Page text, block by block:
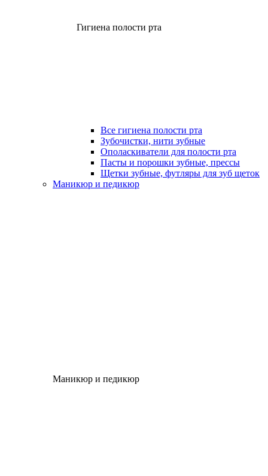
Гигиена полости рта
Все гигиена полости рта
Зубочистки, нити зубные
Ополаскиватели для полости рта
Пасты и порошки зубные, прессы
Щетки зубные, футляры для зуб щеток
Маникюр и педикюр
Маникюр и педикюр